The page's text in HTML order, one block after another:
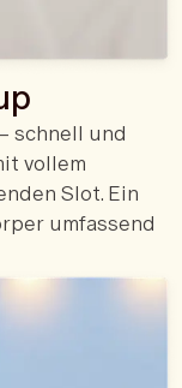
schnell und
vollem
Slot. Ein
umfassend